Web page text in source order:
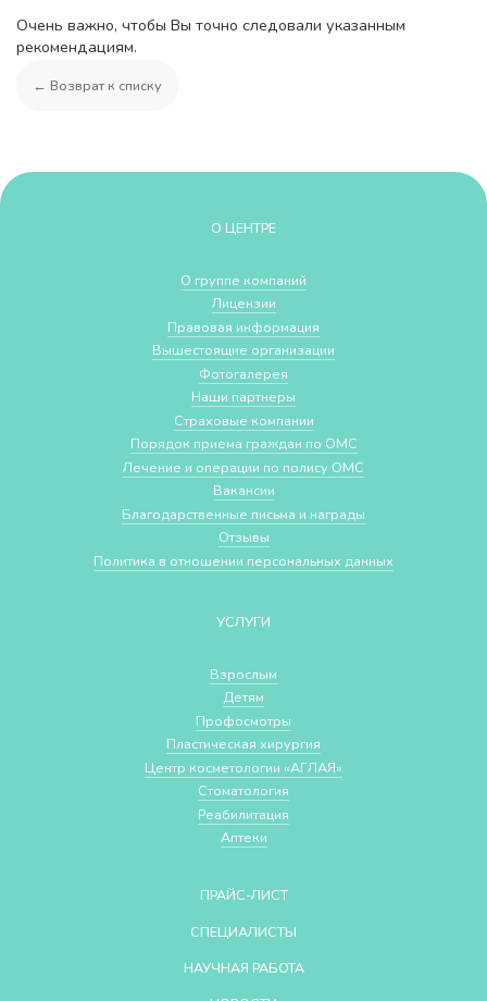
Очень важно, чтобы Вы точно следовали указанным
рекомендациям.
← Возврат к списку
О ЦЕНТРЕ
О группе компаний
Лицензии
Правовая информация
Вышестоящие организации
Фотогалерея
Наши партнеры
Страховые компании
Порядок приема граждан по ОМС
Лечение и операции по полису ОМС
Вакансии
Благодарственные письма и награды
Отзывы
Политика в отношении персональных данных
УСЛУГИ
Взрослым
Детям
Профосмотры
Пластическая хирургия
Центр косметологии «АГЛАЯ»
Стоматология
Реабилитация
Аптеки
ПРАЙС-ЛИСТ
СПЕЦИАЛИСТЫ
НАУЧНАЯ РАБОТА